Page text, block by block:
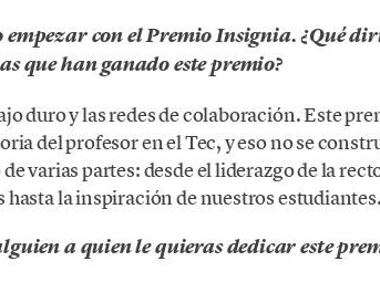
empezar con el Premio Insignia. ¿Qué
que han ganado este premio?
duro y las redes de colaboración. Este
del profesor en el Tec, y eso no se
varias partes: desde el liderazgo de la
hasta la inspiración de nuestros estudiantes.
a quien le quieras dedicar este